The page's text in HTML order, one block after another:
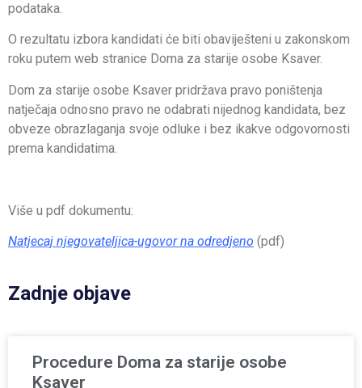
podataka.
O rezultatu izbora kandidati će biti obaviješteni u zakonskom
roku putem web stranice Doma za starije osobe Ksaver.
Dom za starije osobe Ksaver pridržava pravo poništenja
natječaja odnosno pravo ne odabrati nijednog kandidata, bez
obveze obrazlaganja svoje odluke i bez ikakve odgovornosti
prema kandidatima.
Više u pdf dokumentu:
Natjecaj njegovateljica-ugovor na odredjeno (pdf)
Zadnje objave
Procedure Doma za starije osobe
Ksaver